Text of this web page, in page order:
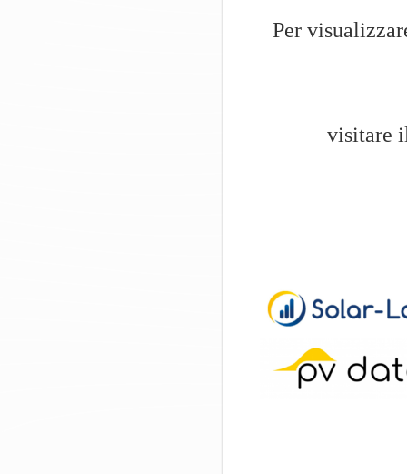
Per
visitare